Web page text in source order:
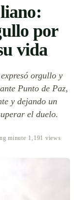
por
vida
orgullo y
Punto de Paz,
y dejando un
el duelo.
minute·1,191 views